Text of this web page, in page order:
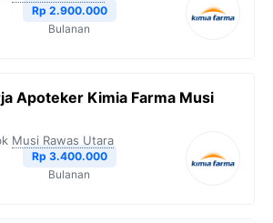
Rp 2.900.000
Bulanan
Apoteker Kimia Farma Musi
Musi Rawas Utara
Rp 3.400.000
Bulanan